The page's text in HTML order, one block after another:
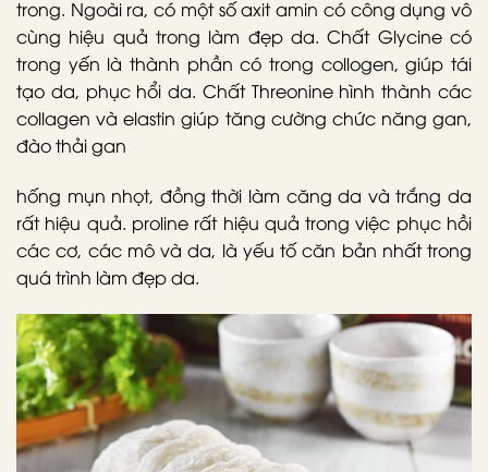
trong. Ngoài ra, có một số axit amin có công dụng vô
cùng hiệu quả trong làm đẹp da. Chất Glycine có
trong yến là thành phần có trong collogen, giúp tái
tạo da, phục hổi da. Chất Threonine hình thành các
collagen và elastin giúp tăng cường chức năng gan,
đào thải gan
hống mụn nhọt, đồng thời làm căng da và trắng da
rất hiệu quả. proline rất hiệu quả trong việc phục hồi
các cơ, các mô và da, là yếu tố căn bản nhất trong
quá trình làm đẹp da.